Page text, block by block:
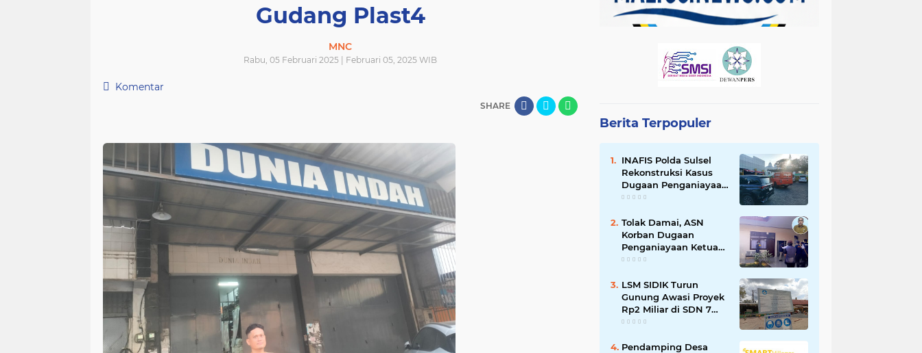
Gudang Plast4
MNC
Rabu, 05 Februari 2025 | Februari 05, 2025 WIB
Komentar
SHARE
Berita Terpopuler
INAFIS Polda Sulsel
Rekonstruksi Kasus
Dugaan Penganiayaan
Pegawai BKSDM
Tolak Damai, ASN
Korban Dugaan
Penganiayaan Ketua
DPRD Soppeng Pilih
LSM SIDIK Turun
Gunung Awasi Proyek
Rp2 Miliar di SDN 7
Salotungo, Ada Pesan
Pendamping Desa